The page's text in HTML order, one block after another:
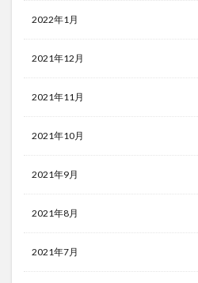
2022年1月
2021年12月
2021年11月
2021年10月
2021年9月
2021年8月
2021年7月